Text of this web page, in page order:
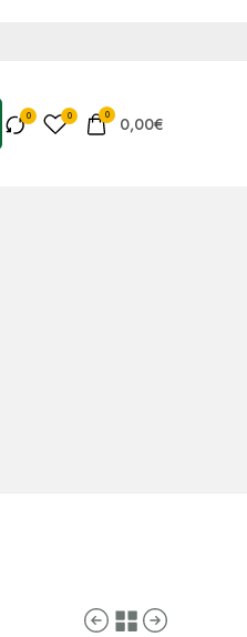
0 0,00€